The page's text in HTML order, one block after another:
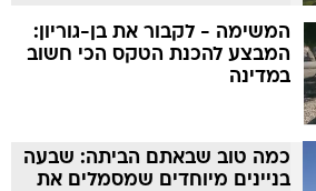
המשימה - לקבור את בן-גוריון:
המבצע להכנת הטקס הכי חשוב
במדינה
כמה טוב שבאתם הביתה: שבעה
בניינים מיוחדים שמסמלים את